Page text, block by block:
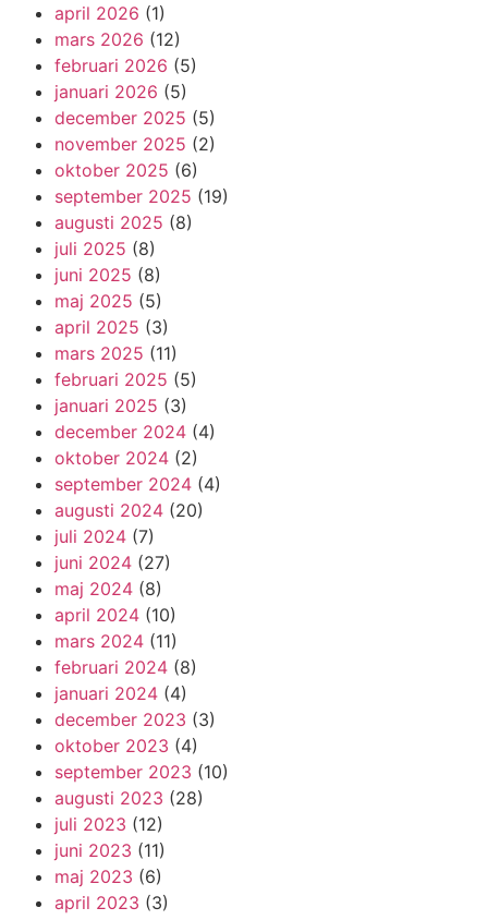
april 2026 (1)
mars 2026 (12)
februari 2026 (5)
januari 2026 (5)
december 2025 (5)
november 2025 (2)
oktober 2025 (6)
september 2025 (19)
augusti 2025 (8)
juli 2025 (8)
juni 2025 (8)
maj 2025 (5)
april 2025 (3)
mars 2025 (11)
februari 2025 (5)
januari 2025 (3)
december 2024 (4)
oktober 2024 (2)
september 2024 (4)
augusti 2024 (20)
juli 2024 (7)
juni 2024 (27)
maj 2024 (8)
april 2024 (10)
mars 2024 (11)
februari 2024 (8)
januari 2024 (4)
december 2023 (3)
oktober 2023 (4)
september 2023 (10)
augusti 2023 (28)
juli 2023 (12)
juni 2023 (11)
maj 2023 (6)
april 2023 (3)